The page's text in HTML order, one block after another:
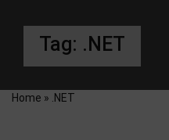
Tag: .NET
Home » .NET